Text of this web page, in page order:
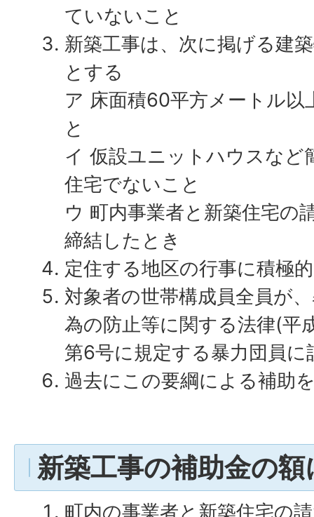
ていないこと
新築工事は、次に掲げる建
とする
ア 床面積60平方メートル以
と
イ 仮設ユニットハウスなど
住宅でないこと
ウ 町内事業者と新築住宅の
締結したとき
定住する地区の行事に積極
対象者の世帯構成員全員が
為の防止等に関する法律(平
第6号に規定する暴力団員に
過去にこの要綱による補助
新築工事の補助金の
町内の事業者と新築住宅の